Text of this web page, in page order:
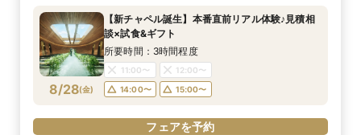
8/27(木)
11:00〜
14:00〜
15:00〜
フェアを予約
8/27(木)
11:00〜
14:00〜
15:00〜
フェアを予約
8/27(木)
11:00〜
14:00〜
15:00〜
フェアを予約
8/28(金)
【新チャペル誕生】本番直前リアル体験♪見積相
談×試食&ギフト
所要時間：3時間程度
11:00〜
12:00〜
14:00〜
15:00〜
フェアを予約